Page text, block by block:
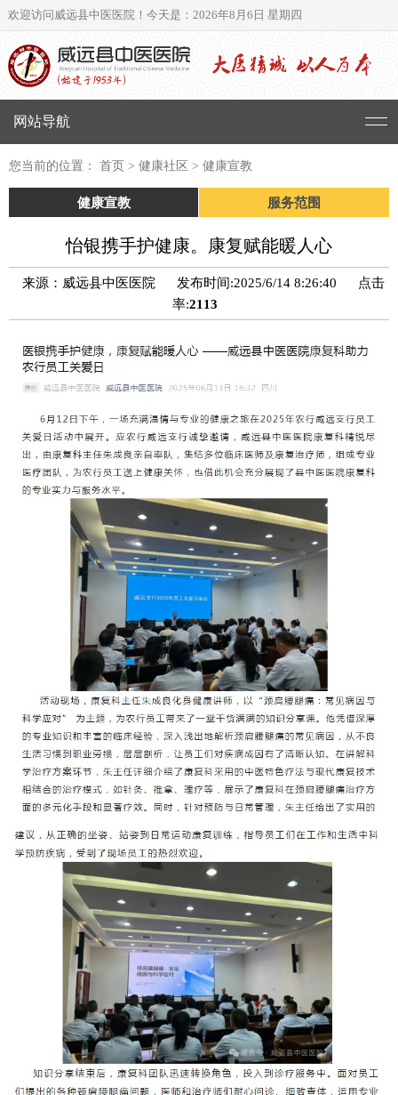
欢迎访问威远县中医医院！ 今天是：2026年8月6日 星期四
网站导航
您当前的位置： 首页 > 健康社区 > 健康宣教
健康宣教 服务范围
怡银携手护健康。康复赋能暖人心
来源：威远县中医医院 发布时间:2025/6/14 8:26:40
点击
率:2113